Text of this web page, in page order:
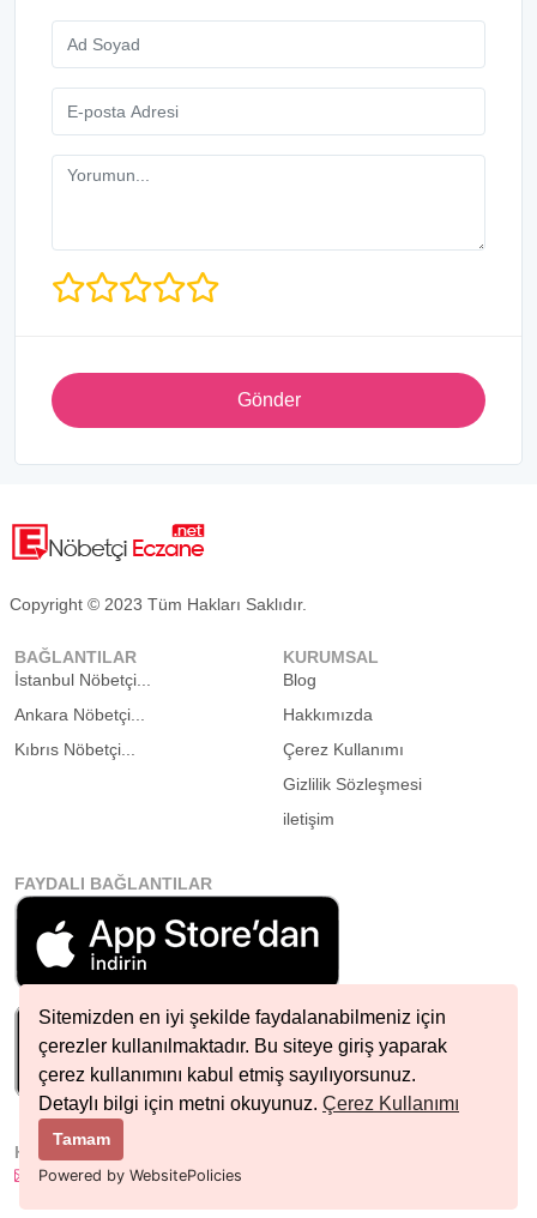
Sitemizden en iyi şekilde faydalanabilmeniz için
çerezler kullanılmaktadır. Bu siteye giriş yaparak
çerez kullanımını kabul etmiş sayılıyorsunuz.
Detaylı bilgi için metni okuyunuz. Çerez Kullanımı
Tamam
Powered by WebsitePolicies
Gönder
Copyright © 2023 Tüm Hakları Saklıdır.
BAĞLANTILAR
İstanbul Nöbetçi...
Ankara Nöbetçi...
Kıbrıs Nöbetçi...
KURUMSAL
Blog
Hakkımızda
Çerez Kullanımı
Gizlilik Sözleşmesi
iletişim
FAYDALI BAĞLANTILAR
HIZLI İLETIŞIM
info@nobetcieczane.net